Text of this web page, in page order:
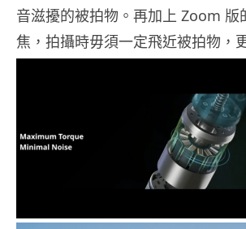
音滋擾的被拍物。再加上 Zoom 版
焦，拍攝時毋須一定飛近被拍物，